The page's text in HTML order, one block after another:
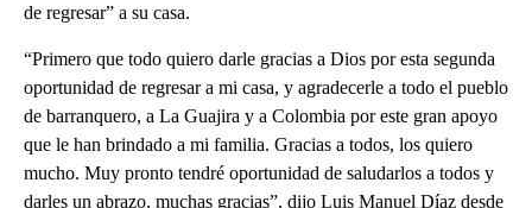
de regresar” a su casa.
“Primero que todo quiero darle gracias a Dios por esta segunda
oportunidad de regresar a mi casa, y agradecerle a todo el pueblo
de barranquero, a La Guajira y a Colombia por este gran apoyo
que le han brindado a mi familia. Gracias a todos, los quiero
mucho. Muy pronto tendré oportunidad de saludarlos a todos y
darles un abrazo, muchas gracias”, dijo Luis Manuel Díaz desde